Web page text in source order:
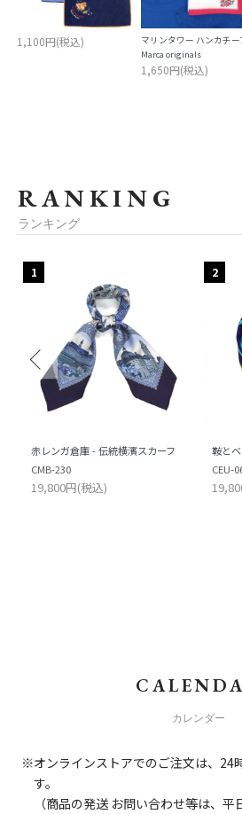
1,100円(税込)
マリンタワー ハンカチー
Marca originals
1,650円(税込)
RANKING
ランキング
1
赤レンガ倉庫 - 伝統横濱スカーフ
CMB-230
19,800円(税込)
2
鞍と
CEU-
カレンダー
オンラインストアでのご注文は、24
す。
（商品の発送 お問い合わせ等は、